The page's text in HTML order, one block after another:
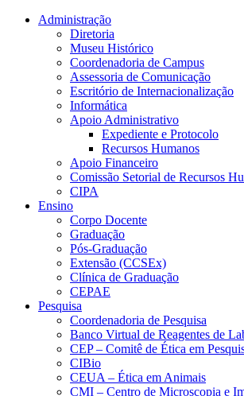
Conteúdo principal Menu principal
Administração
Diretoria
Museu Histórico
Coordenadoria de Campus
Assessoria de Comunicação
Escritório de Internacionalização
Informática
Apoio Administrativo
Expediente e Protocolo
Recursos Humanos
Apoio Financeiro
Comissão Setorial de Recursos
CIPA
Ensino
Corpo Docente
Graduação
Pós-Graduação
Extensão (CCSEx)
Clínica de Graduação
CEPAE
Pesquisa
Coordenadoria de Pesquisa
Banco Virtual de Reagentes de
CEP – Comitê de Ética em
CIBio
CEUA – Ética em Animais
CMI – Centro de Microscopia e